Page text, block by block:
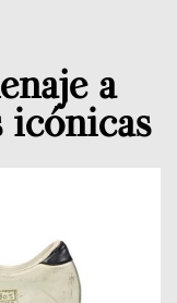
a
icónicas